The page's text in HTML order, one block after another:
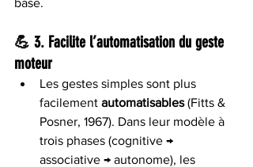
💪 3. Facilite l’automatisation du geste
moteur
Les gestes simples sont plus
facilement automatisables (Fitts &
Posner, 1967). Dans leur modèle à
trois phases (cognitive →
associative → autonome), les